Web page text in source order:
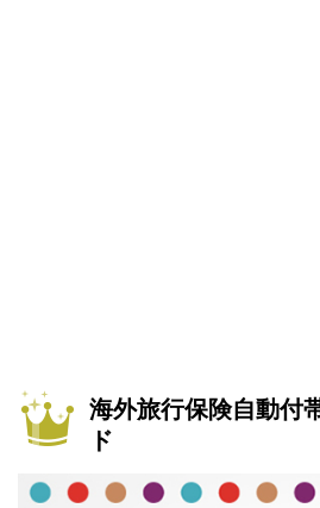
海外旅行保険自動付
ド